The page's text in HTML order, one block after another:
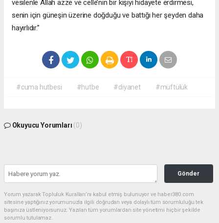
vesilenle Allah azze ve celle’nin bir kişiyi hidayete erdirmesi,
senin için güneşin üzerine doğduğu ve battığı her şeyden daha
hayırlıdır.”
#cuma hutbesi #hutbe #diyanet #müftülük
Okuyucu Yorumları (0)
Gönder
Yorum yazarak Topluluk Kuralları’nı kabul etmiş bulunuyor ve haber380.com
sitesine yaptığınız yorumunuzla ilgili doğrudan veya dolaylı tüm sorumluluğu tek
başınıza üstleniyorsunuz. Yazılan tüm yorumlardan site yönetimi hiçbir şekilde
sorumlu tutulamaz.